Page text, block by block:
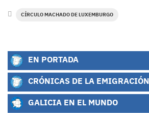
CÍRCULO MACHADO DE LUXEMBURGO
EN PORTADA
CRÓNICAS DE LA EMIGRACIÓN
GALICIA EN EL MUNDO